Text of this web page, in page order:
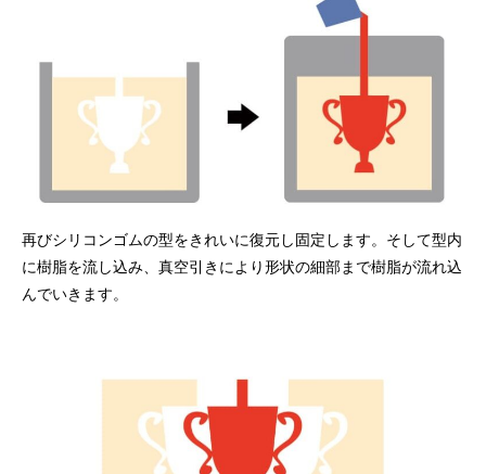
再びシリコンゴムの型をきれいに復元し固定します。そして型内
に樹脂を流し込み、真空引きにより形状の細部まで樹脂が流れ込
んでいきます。